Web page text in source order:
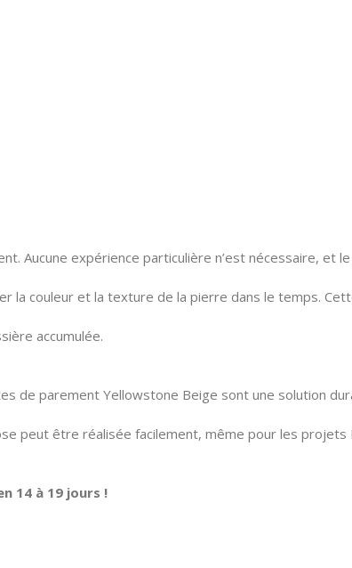
Aucune expérience particulière n’est nécessaire, et
la couleur et la texture de la pierre dans le temps.
accumulée.
de parement Yellowstone Beige sont une solution
peut être réalisée facilement, même pour les projets
14 à 19 jours !